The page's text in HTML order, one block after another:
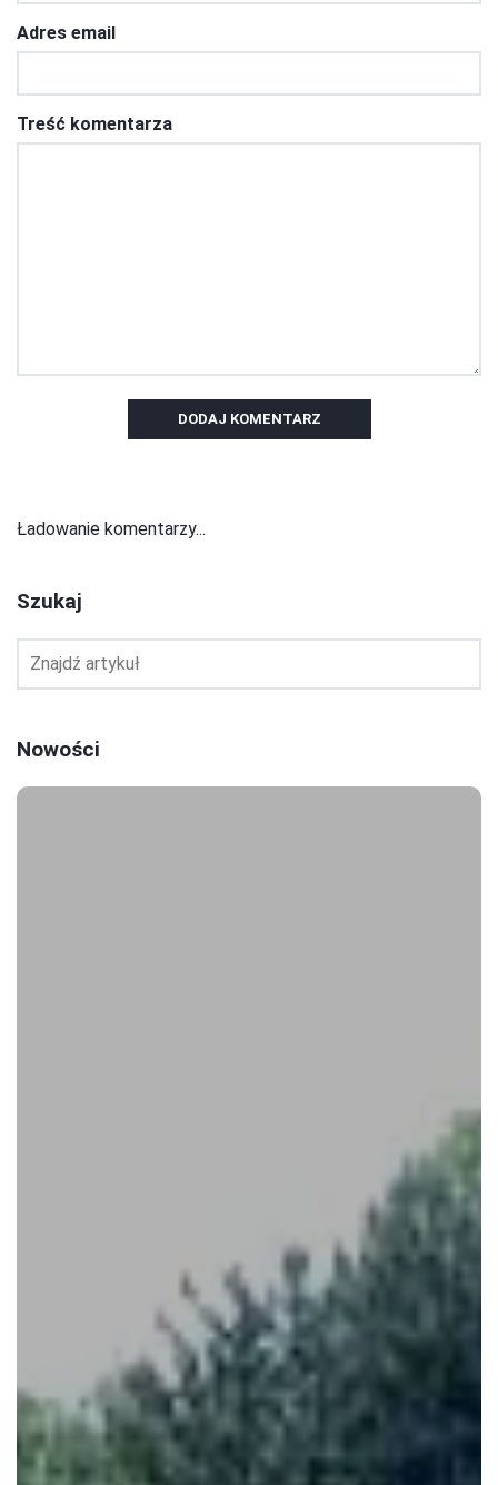
Adres email
Treść komentarza
DODAJ KOMENTARZ
Ładowanie komentarzy...
Szukaj
Nowości